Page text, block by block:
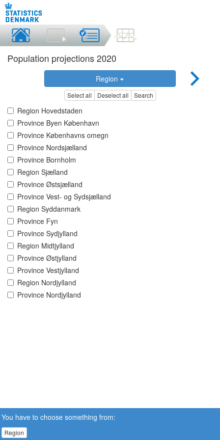
Population projections 2020
Region
Select all Deselect all Search
Region Hovedstaden
Province Byen København
Province Københavns omegn
Province Nordsjælland
Province Bornholm
Region Sjælland
Province Østsjælland
Province Vest- og Sydsjælland
Region Syddanmark
Province Fyn
Province Sydjylland
Region Midtjylland
Province Østjylland
Province Vestjylland
Region Nordjylland
Province Nordjylland
You have to choose something from:
Region